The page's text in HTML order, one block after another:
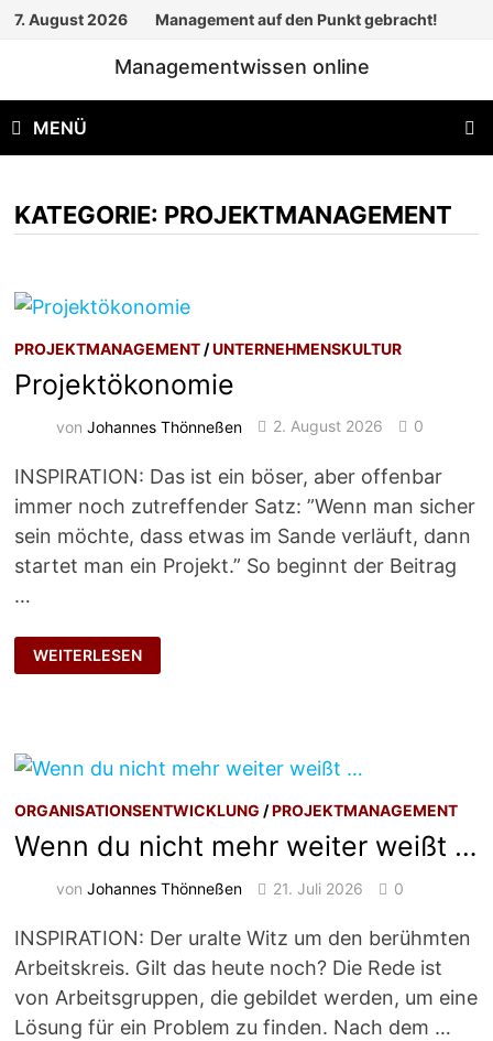
Zum
7. August 2026 Management auf den Punkt gebracht!
Managementwissen online
MENÜ
KATEGORIE: PROJEKTMANAGEMENT
PROJEKTMANAGEMENT /UNTERNEHMENSKULTUR
Projektökonomie
vonJohannes Thönneßen 2. August 2026 0
INSPIRATION: Das ist ein böser, aber offenbar
immer noch zutreffender Satz: ”Wenn man sicher
sein möchte, dass etwas im Sande verläuft, dann
startet man ein Projekt.” So beginnt der Beitrag
…
PROJEKTÖKONOMIE
WEITERLESEN
ORGANISATIONSENTWICKLUNG /PROJEKTMANAGEMENT
Wenn du nicht mehr weiter weißt …
vonJohannes Thönneßen 21. Juli 2026 0
INSPIRATION: Der uralte Witz um den berühmten
Arbeitskreis. Gilt das heute noch? Die Rede ist
von Arbeitsgruppen, die gebildet werden, um eine
Lösung für ein Problem zu finden. Nach dem …